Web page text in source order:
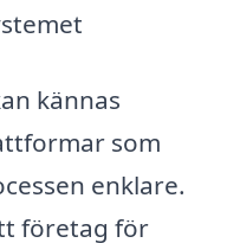
kännas
som
enklare.
företag för